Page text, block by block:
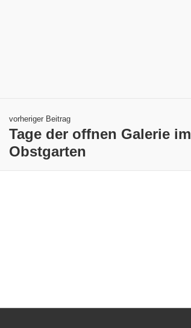
vorheriger Beitrag
Tage der offnen Galerie im
Obstgarten